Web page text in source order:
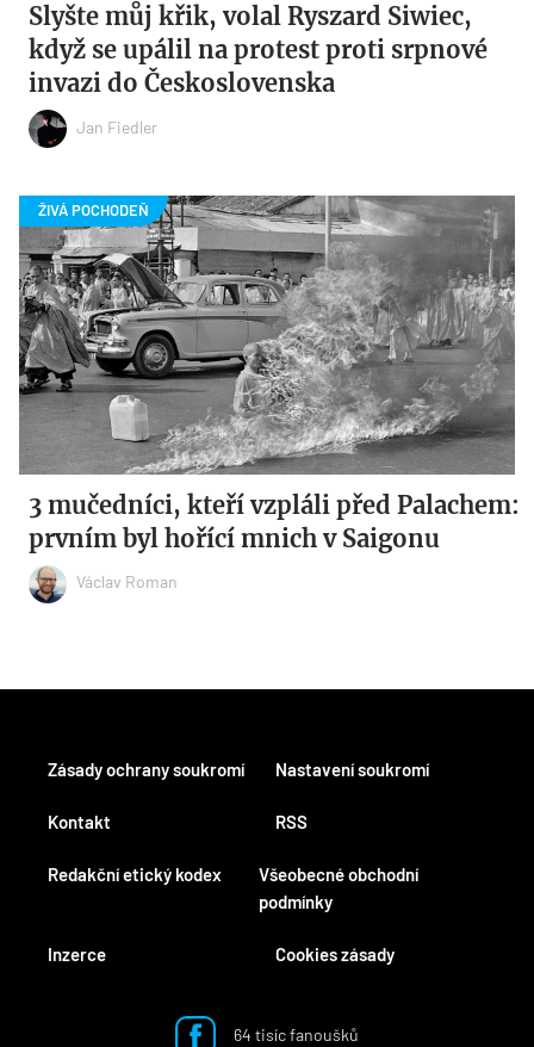
Slyšte můj křik, volal Ryszard Siwiec,
když se upálil na protest proti srpnové
invazi do Československa
Jan Fiedler
3 mučedníci, kteří vzpláli před Palachem:
prvním byl hořící mnich v Saigonu
Václav Roman
Kontakt
Redakční etický kodex
Inzerce
RSS
Všeobecné obchodní
podmínky
Cookies zásady
Zásady ochrany soukromí Nastavení soukromí
64 tisíc fanoušků